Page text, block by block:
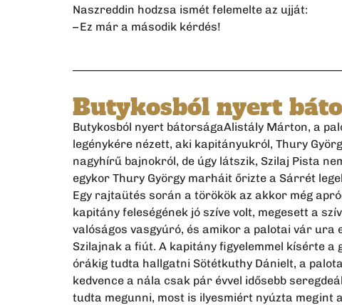
Naszreddin hodzsa ismét felemelte az ujját:
– Ez már a második kérdés!
Butykosból nyert
Butykosból nyert bátorságaAlistály Márton, a
legénykére nézett, aki kapitányukról, Thury
nagyhírű bajnokról, de úgy látszik, Szilaj Pista
egykor Thury György marháit őrizte a Sárrét
Egy rajtaütés során a törökök az akkor még
kapitány feleségének jó szíve volt, megesett a
valóságos vasgyúró, és amikor a palotai vár ura
Szilajnak a fiút. A kapitány figyelemmel kísérte a
órákig tudta hallgatni Sötétkuthy Dánielt, a
kedvence a nála csak pár évvel idősebb
tudta megunni, most is ilyesmiért nyúzta megint